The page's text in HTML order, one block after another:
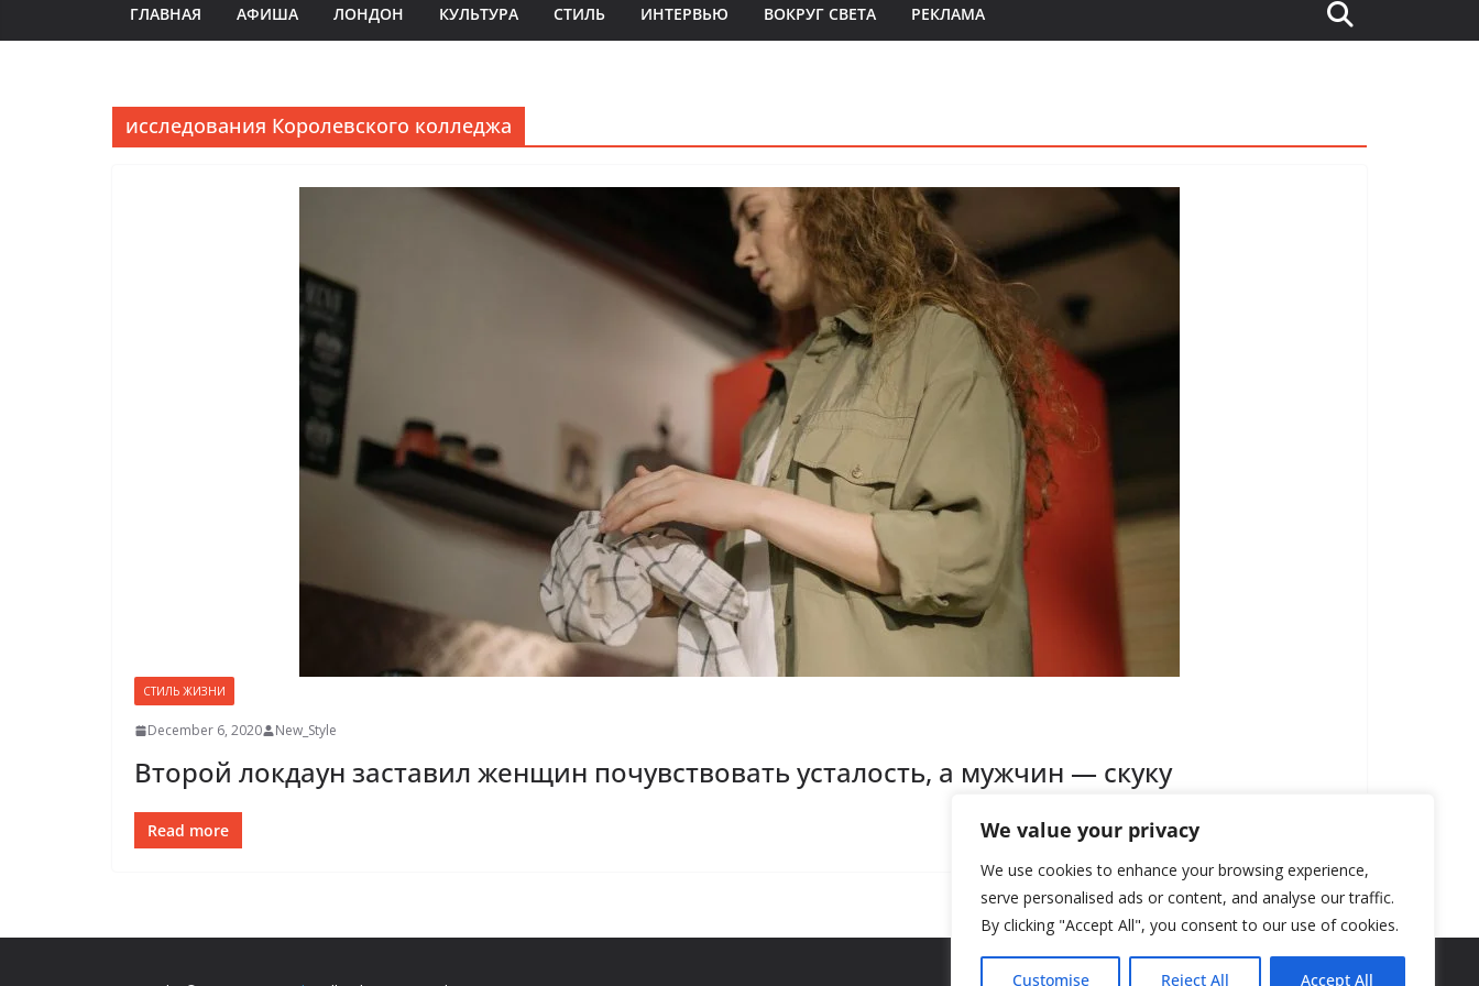
We value your privacy
We use cookies to enhance your browsing experience,
serve personalised ads or content, and analyse our traffic.
By clicking "Accept All", you consent to our use of cookies.
Customise Reject All Accept All
ГЛАВНАЯ АФИША ЛОНДОН КУЛЬТУРА СТИЛЬ ИНТЕРВЬЮ ВОКРУГ СВЕТА РЕКЛАМА
исследования Королевского колледжа
СТИЛЬ ЖИЗНИ
December 6, 2020 New_Style
Второй локдаун заставил женщин почувствовать усталость, а мужчин — скуку
Read more